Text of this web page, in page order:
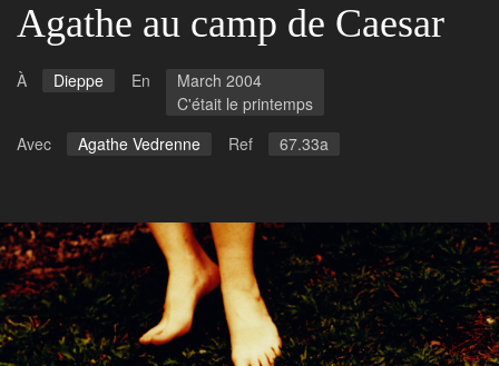
Agathe au camp de Caesar
À Dieppe En
March 2004
C'était le printemps
Avec
Agathe Vedrenne Ref 67.33a